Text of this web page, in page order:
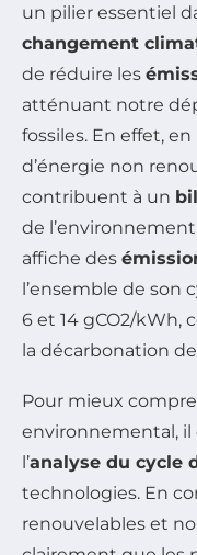
un pilier essentiel
changement
de réduire les
atténuant notre
fossiles. En effet,
d’énergie non
contribuent à un
de
affiche des
l’ensemble de son
6 et 14 gCO2/kWh,
la décarbonation
Pour mieux
environnemental, il
l’analyse du cycle
technologies. En
renouvelables et